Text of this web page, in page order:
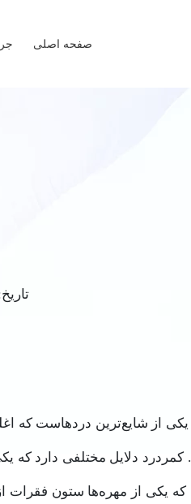
صفحه اصلی
از شایع‌ترین دردهاست که
کمردرد دلایل مختلفی دارد
یکی از مهره‌ها ستون فقرات